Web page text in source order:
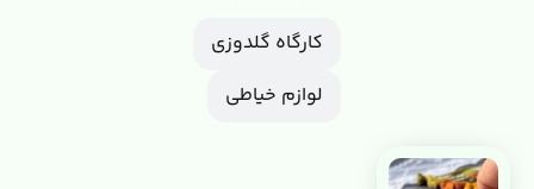
کارگاه گلدوزی
لوازم خیاطی